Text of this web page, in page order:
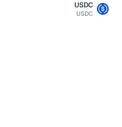
USDC
USDC